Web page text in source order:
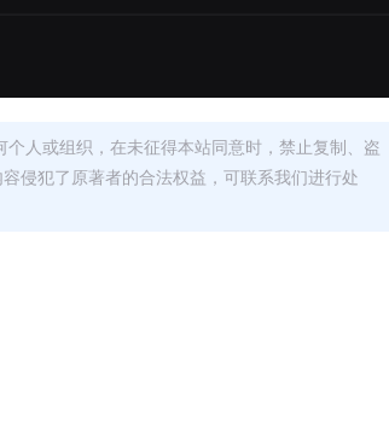
人或组织，在未征得本站同意时，禁止复制、盗
侵犯了原著者的合法权益，可联系我们进行处